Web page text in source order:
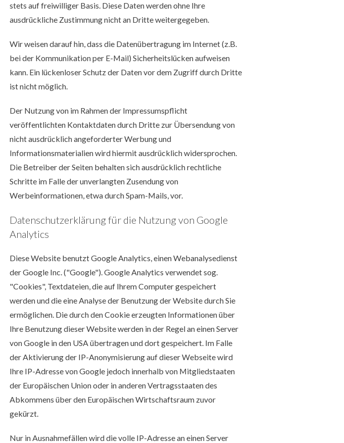
stets auf freiwilliger Basis. Diese Daten werden ohne Ihre
ausdrückliche Zustimmung nicht an Dritte weitergegeben.
Wir weisen darauf hin, dass die Datenübertragung im Internet (z.B.
bei der Kommunikation per E-Mail) Sicherheitslücken aufweisen
kann. Ein lückenloser Schutz der Daten vor dem Zugriff durch Dritte
ist nicht möglich.
Der Nutzung von im Rahmen der Impressumspflicht
veröffentlichten Kontaktdaten durch Dritte zur Übersendung von
nicht ausdrücklich angeforderter Werbung und
Informationsmaterialien wird hiermit ausdrücklich widersprochen.
Die Betreiber der Seiten behalten sich ausdrücklich rechtliche
Schritte im Falle der unverlangten Zusendung von
Werbeinformationen, etwa durch Spam-Mails, vor.
Datenschutzerklärung für die Nutzung von Google
Analytics
Diese Website benutzt Google Analytics, einen Webanalysedienst
der Google Inc. ("Google"). Google Analytics verwendet sog.
"Cookies", Textdateien, die auf Ihrem Computer gespeichert
werden und die eine Analyse der Benutzung der Website durch Sie
ermöglichen. Die durch den Cookie erzeugten Informationen über
Ihre Benutzung dieser Website werden in der Regel an einen Server
von Google in den USA übertragen und dort gespeichert. Im Falle
der Aktivierung der IP-Anonymisierung auf dieser Webseite wird
Ihre IP-Adresse von Google jedoch innerhalb von Mitgliedstaaten
der Europäischen Union oder in anderen Vertragsstaaten des
Abkommens über den Europäischen Wirtschaftsraum zuvor
gekürzt.
Nur in Ausnahmefällen wird die volle IP-Adresse an einen Server